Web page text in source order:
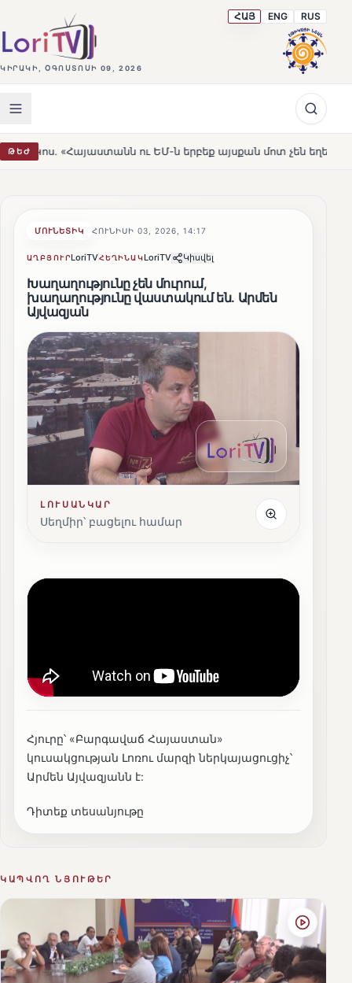
ԿԻՐԱԿԻ, ՕԳՈՍՏՈՍԻ 09, 2026
ՀԱՅ ENG RUS
ԹԵԺու ԵՄ-ն երբեք այսքան մոտ չեն եղել» HOT
ՄՈՒՆԵՏԻԿ ՀՈՒՆԻՍԻ 03, 2026, 14:17
ԱՂԲՅՈՒՐLoriTVՀԵՂԻՆԱԿLoriTV Կիսվել
Խաղաղությունը չեն մուրում,
խաղաղությունը վաստակում են. Արմեն
Այվազյան
ԼՈՒՍԱՆԿԱՐ
Սեղմիր՝ բացելու համար
Հյուրը՝ «Բարգավաճ Հայաստան»
կուսակցության Լոռու մարզի ներկայացուցիչ՝
Արմեն Այվազյանն է:
Դիտեք տեսանյութը
ԿԱՊՎՈՂ ՆՅՈՒԹԵՐ